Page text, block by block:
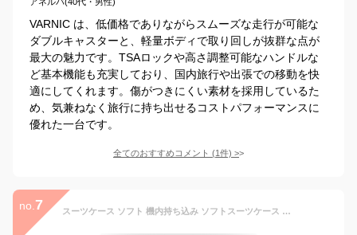
VARNIC は、低価格でありながらスムーズな走行が可能な
ダブルキャスターと、軽量ボディで取り回しが抜群な点が
最大の魅力です。TSAロックや高さ調整可能なハンドルな
ど基本機能も充実しており、国内旅行や出張での移動を快
適にしてくれます。傷がつきにくい素材を採用しているた
め、気兼ねなく旅行に持ち出せるコストパフォーマンスに
優れた一台です。
全てのおすすめコメント (1件) >
no. 7 スーツケース ソフト 機内持ち込み ソフトスーツケース 軽い キャリーケース キャリーバック 軽量 sサイズ 撥水加工 軽量 軽い 頑丈 静音